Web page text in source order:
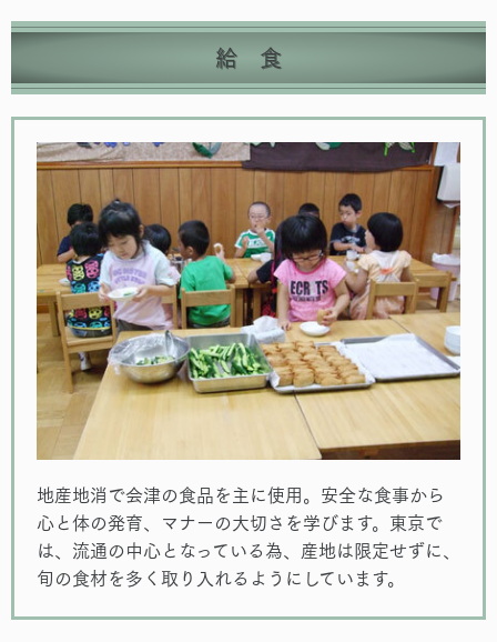
給 食
地産地消で会津の食品を主に使用。安全な食事から
心と体の発育、マナーの大切さを学びます。東京で
は、流通の中心となっている為、産地は限定せずに、
旬の食材を多く取り入れるようにしています。